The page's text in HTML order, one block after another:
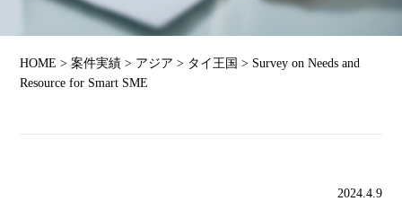
HOME >案件実績 > アジア > タイ王国 > Survey on Needs and
Resource for Smart SME
2024.4.9